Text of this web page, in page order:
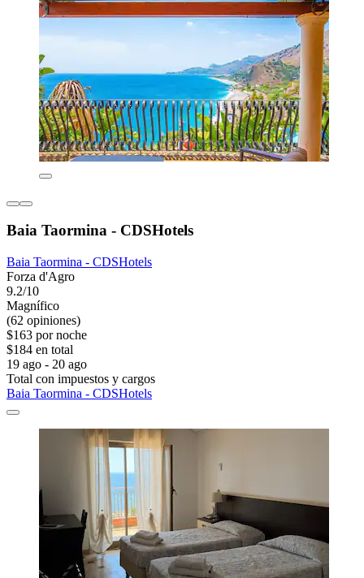
Baia Taormina - CDSHotels
Baia Taormina - CDSHotels
Forza d'Agro
9.2/10
Magnífico
(62 opiniones)
$163 por noche
$184 en total
19 ago - 20 ago
Total con impuestos y cargos
Baia Taormina - CDSHotels